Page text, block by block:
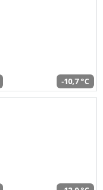
-10,7 °C